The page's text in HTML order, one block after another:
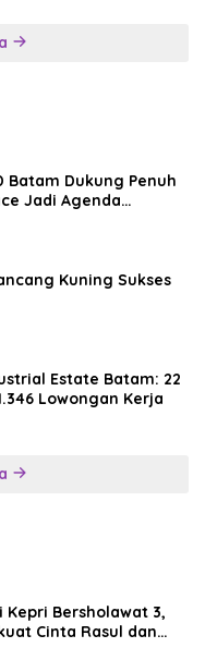
Batam Dukung Penuh
Jadi Agenda
Kuning Sukses
Estate Batam: 22
Lowongan Kerja
Kepri Bersholawat 3,
Cinta Rasul dan